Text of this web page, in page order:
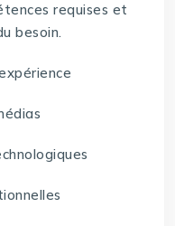
requises et
besoin.